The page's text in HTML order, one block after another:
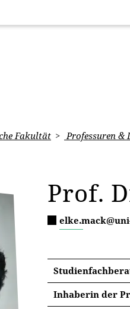
Fakultät Professuren &
Prof.
Inhaberin der